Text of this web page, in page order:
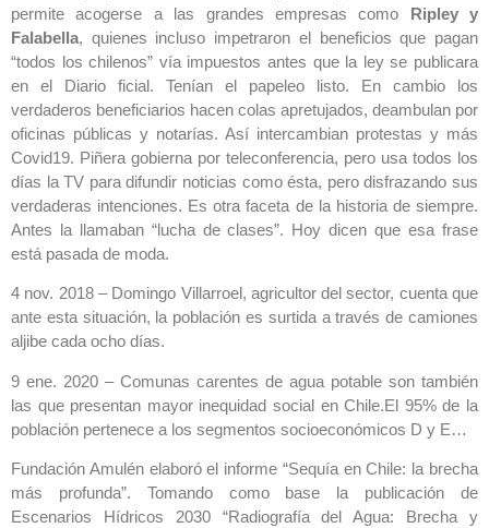
permite acogerse a las grandes empresas como Ripley y
Falabella, quienes incluso impetraron el beneficios que pagan
“todos los chilenos” vía impuestos antes que la ley se publicara
en el Diario ficial. Tenían el papeleo listo. En cambio los
verdaderos beneficiarios hacen colas apretujados, deambulan por
oficinas públicas y notarías. Así intercambian protestas y más
Covid19. Piñera gobierna por teleconferencia, pero usa todos los
días la TV para difundir noticias como ésta, pero disfrazando sus
verdaderas intenciones. Es otra faceta de la historia de siempre.
Antes la llamaban “lucha de clases”. Hoy dicen que esa frase
está pasada de moda.
4 nov. 2018 – Domingo Villarroel, agricultor del sector, cuenta que
ante esta situación, la población es surtida a través de camiones
aljibe cada ocho días.
9 ene. 2020 – Comunas carentes de agua potable son también
las que presentan mayor inequidad social en Chile.El 95% de la
población pertenece a los segmentos socioeconómicos D y E…
Fundación Amulén elaboró el informe “Sequía en Chile: la brecha
más profunda”. Tomando como base la publicación de
Escenarios Hídricos 2030 “Radiografía del Agua: Brecha y